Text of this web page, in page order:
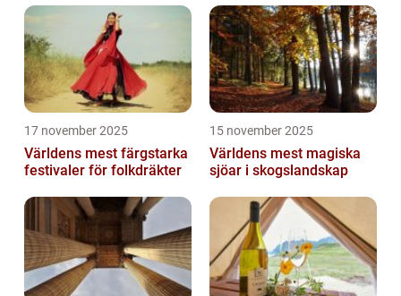
17 november 2025
Världens mest färgstarka
festivaler för folkdräkter
15 november 2025
Världens mest magiska
sjöar i skogslandskap